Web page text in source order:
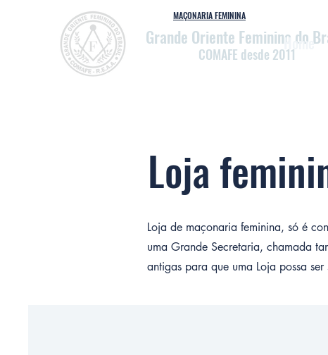
Grande Oriente Feminino do
COMAFE desde 2011
MAÇONARIA FEMININA
Home
Loja
Loja de maçonaria feminina, só é
uma Grande Secretaria, chamada
antigas para que uma Loja possa